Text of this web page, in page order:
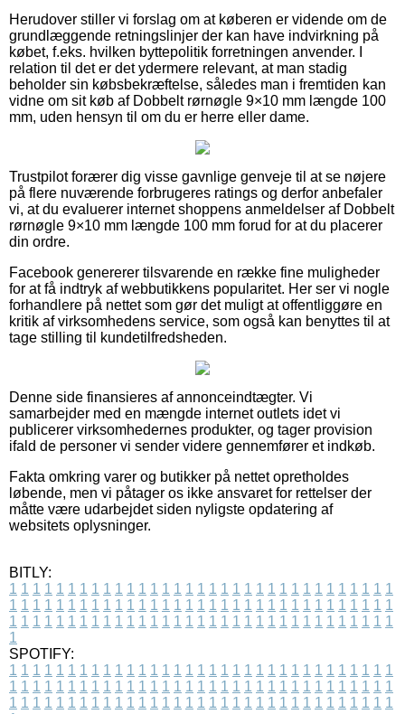
Herudover stiller vi forslag om at køberen er vidende om de
grundlæggende retningslinjer der kan have indvirkning på
købet, f.eks. hvilken byttepolitik forretningen anvender. I
relation til det er det ydermere relevant, at man stadig
beholder sin købsbekræftelse, således man i fremtiden kan
vidne om sit køb af Dobbelt rørnøgle 9×10 mm længde 100
mm, uden hensyn til om du er herre eller dame.
Trustpilot forærer dig visse gavnlige genveje til at se nøjere
på flere nuværende forbrugeres ratings og derfor anbefaler
vi, at du evaluerer internet shoppens anmeldelser af Dobbelt
rørnøgle 9×10 mm længde 100 mm forud for at du placerer
din ordre.
Facebook genererer tilsvarende en række fine muligheder
for at få indtryk af webbutikkens popularitet. Her ser vi nogle
forhandlere på nettet som gør det muligt at offentliggøre en
kritik af virksomhedens service, som også kan benyttes til at
tage stilling til kundetilfredsheden.
Denne side finansieres af annonceindtægter. Vi
samarbejder med en mængde internet outlets idet vi
publicerer virksomhedernes produkter, og tager provision
ifald de personer vi sender videre gennemfører et indkøb.
Fakta omkring varer og butikker på nettet opretholdes
løbende, men vi påtager os ikke ansvaret for rettelser der
måtte være udarbejdet siden nyligste opdatering af
websitets oplysninger.
BITLY:
1 1 1 1 1 1 1 1 1 1 1 1 1 1 1 1 1 1 1 1 1 1 1 1 1 1 1 1 1 1 1 1 1
1 1 1 1 1 1 1 1 1 1 1 1 1 1 1 1 1 1 1 1 1 1 1 1 1 1 1 1 1 1 1 1 1
1 1 1 1 1 1 1 1 1 1 1 1 1 1 1 1 1 1 1 1 1 1 1 1 1 1 1 1 1 1 1 1 1
1
SPOTIFY:
1 1 1 1 1 1 1 1 1 1 1 1 1 1 1 1 1 1 1 1 1 1 1 1 1 1 1 1 1 1 1 1 1
1 1 1 1 1 1 1 1 1 1 1 1 1 1 1 1 1 1 1 1 1 1 1 1 1 1 1 1 1 1 1 1 1
1 1 1 1 1 1 1 1 1 1 1 1 1 1 1 1 1 1 1 1 1 1 1 1 1 1 1 1 1 1 1 1 1